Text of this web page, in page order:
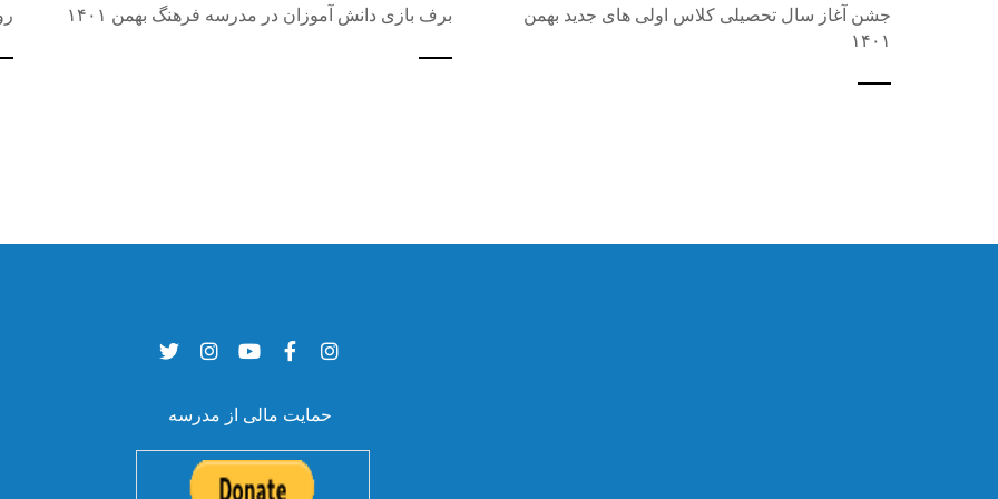
برف بازی دانش آموزان در مدرسه فرهنگ بهمن ۱۴۰۱
جشن آغاز سال تحصیلی کلاس اولی های جدید بهمن
۱۴۰۱
حمایت مالی از مدرسه